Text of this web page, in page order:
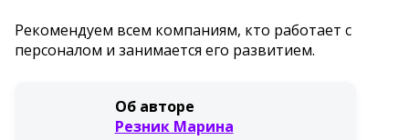
Рекомендуем всем компаниям, кто работает с
персоналом и занимается его развитием.
Об авторе
Резник Марина